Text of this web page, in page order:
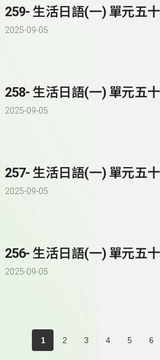
259- 生活日語(一) 單元五
2025-09-05
258- 生活日語(一) 單元五
2025-09-05
257- 生活日語(一) 單元五
2025-09-05
256- 生活日語(一) 單元五
2025-09-05
1 2 3 4 5 6